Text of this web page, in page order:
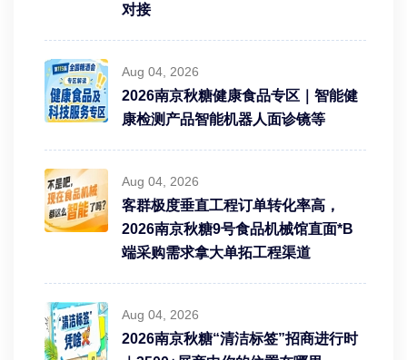
对接
Aug 04, 2026
2026南京秋糖健康食品专区｜智能健
康检测产品智能机器人面诊镜等
Aug 04, 2026
客群极度垂直工程订单转化率高，
2026南京秋糖9号食品机械馆直面*B
端采购需求拿大单拓工程渠道
Aug 04, 2026
2026南京秋糖“清洁标签”招商进行时